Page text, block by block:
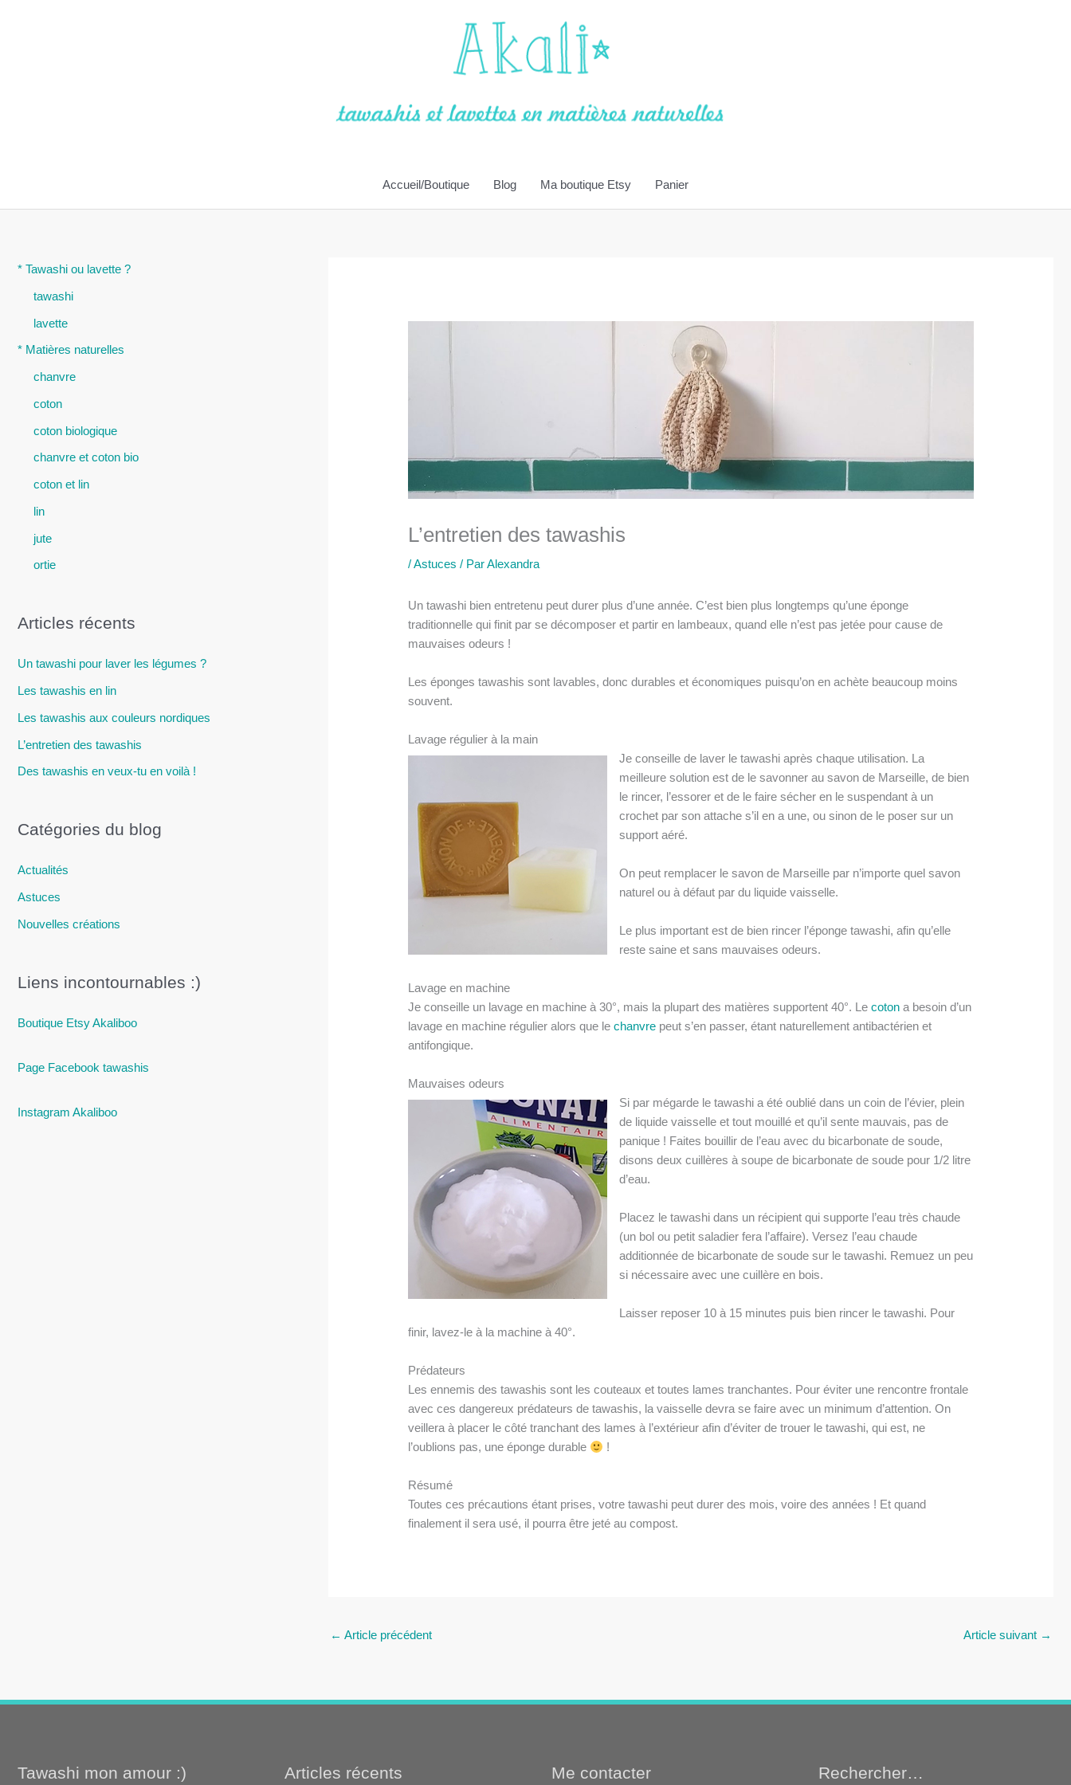
Accueil/Boutique Blog Ma boutique Etsy Panier
* Tawashi ou lavette ?
tawashi
lavette
* Matières naturelles
chanvre
coton
coton biologique
chanvre et coton bio
coton et lin
lin
jute
ortie
Articles récents
Un tawashi pour laver les légumes ?
Les tawashis en lin
Les tawashis aux couleurs nordiques
L’entretien des tawashis
Des tawashis en veux-tu en voilà !
Catégories du blog
Actualités
Astuces
Nouvelles créations
Liens incontournables :)
Boutique Etsy Akaliboo
Page Facebook tawashis
Instagram Akaliboo
L’entretien des tawashis
/Astuces / ParAlexandra
Un tawashi bien entretenu peut durer plus d’une année. C’est bien plus longtemps qu’une éponge
traditionnelle qui finit par se décomposer et partir en lambeaux, quand elle n’est pas jetée pour cause de
mauvaises odeurs !
Les éponges tawashis sont lavables, donc durables et économiques puisqu’on en achète beaucoup moins
souvent.
Lavage régulier à la main
Je conseille de laver le tawashi après chaque utilisation. La
meilleure solution est de le savonner au savon de Marseille, de bien
le rincer, l’essorer et de le faire sécher en le suspendant à un
crochet par son attache s’il en a une, ou sinon de le poser sur un
support aéré.
On peut remplacer le savon de Marseille par n’importe quel savon
naturel ou à défaut par du liquide vaisselle.
Le plus important est de bien rincer l’éponge tawashi, afin qu’elle
reste saine et sans mauvaises odeurs.
Lavage en machine
Je conseille un lavage en machine à 30°, mais la plupart des matières supportent 40°. Lecoton a besoin d’un
lavage en machine régulier alors que lechanvre peut s’en passer, étant naturellement antibactérien et
antifongique.
Mauvaises odeurs
Si par mégarde le tawashi a été oublié dans un coin de l’évier, plein
de liquide vaisselle et tout mouillé et qu’il sente mauvais, pas de
panique ! Faites bouillir de l’eau avec du bicarbonate de soude,
disons deux cuillères à soupe de bicarbonate de soude pour 1/2 litre
d’eau.
Placez le tawashi dans un récipient qui supporte l’eau très chaude
(un bol ou petit saladier fera l’affaire). Versez l’eau chaude
additionnée de bicarbonate de soude sur le tawashi. Remuez un peu
si nécessaire avec une cuillère en bois.
Laisser reposer 10 à 15 minutes puis bien rincer le tawashi. Pour
finir, lavez-le à la machine à 40°.
Prédateurs
Les ennemis des tawashis sont les couteaux et toutes lames tranchantes. Pour éviter une rencontre frontale
avec ces dangereux prédateurs de tawashis, la vaisselle devra se faire avec un minimum d’attention. On
veillera à placer le côté tranchant des lames à l’extérieur afin d’éviter de trouer le tawashi, qui est, ne
l’oublions pas, une éponge durable
!
Résumé
Toutes ces précautions étant prises, votre tawashi peut durer des mois, voire des années ! Et quand
finalement il sera usé, il pourra être jeté au compost.
← Article précédent Article suivant →
Tawashi mon amour :) Articles récents Me contacter Rechercher…